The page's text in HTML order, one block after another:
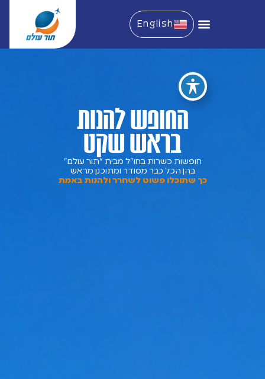
English
החופש להנות
בראש שקט
חופשות כשרות בחו”ל מבית “תור עולם”
בהן הכל כבר מסודר ומתוכנן מראש
כך שתוכלו פשוט לשחרר ולהנות באמת